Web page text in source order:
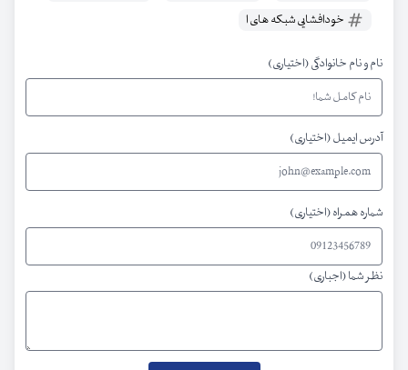
خودافشایی شبکه های ا
نام و نام خانوادگی (اختیاری)
آدرس ایمیل (اختیاری)
شماره همراه (اختیاری)
نظر شما (اجباری)